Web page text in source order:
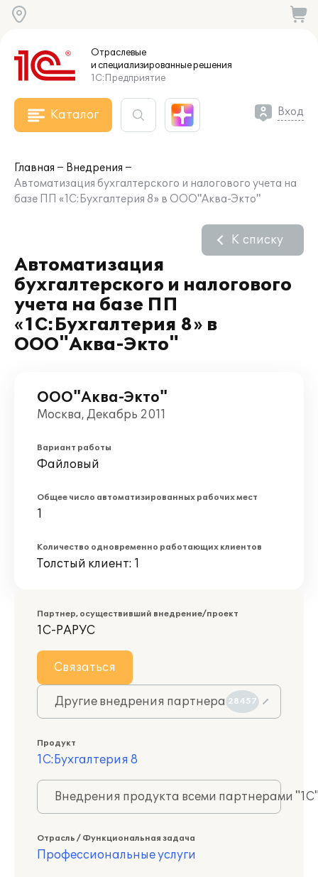
Отраслевые
и специализированныерешения
1С:Предприятие
Каталог Вход
Главная
Внедрения
Автоматизация бухгалтерского и налогового учета на
базе ПП «1С:Бухгалтерия 8» в ООО"Аква-Экто"
Автоматизация
бухгалтерского и налогового
учета на базе ПП
«1С:Бухгалтерия 8» в
ООО"Аква-Экто"
К списку
ООО"Аква-Экто"
Москва, Декабрь 2011
Вариант работы
Файловый
Общее число автоматизированных рабочих мест
1
Количество одновременно работающих клиентов
Толстый клиент: 1
Партнер, осуществивший внедрение/проект
1С-РАРУС
Связаться
Другие внедрения партнера 28457
Продукт
1С:Бухгалтерия 8
Внедрения продукта всеми партнерами
Отрасль / Функциональная задача
Профессиональные услуги